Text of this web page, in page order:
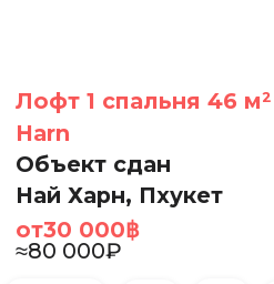
Лофт 1 спальня 46
Harn
Объект сдан
Най Харн, Пхукет
от30 000฿
≈80 000₽